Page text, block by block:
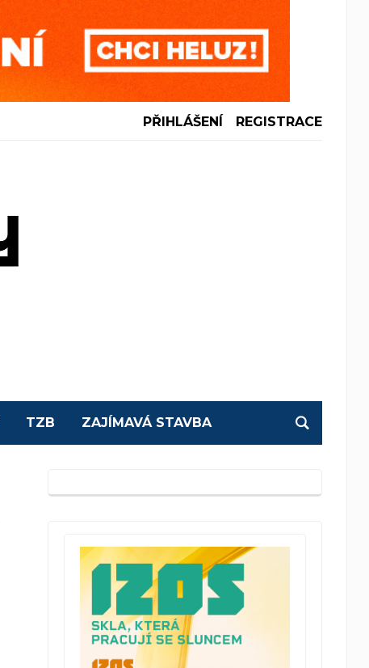
PŘIHLÁŠENÍ REGISTRACE
TZB ZAJÍMAVÁ STAVBA